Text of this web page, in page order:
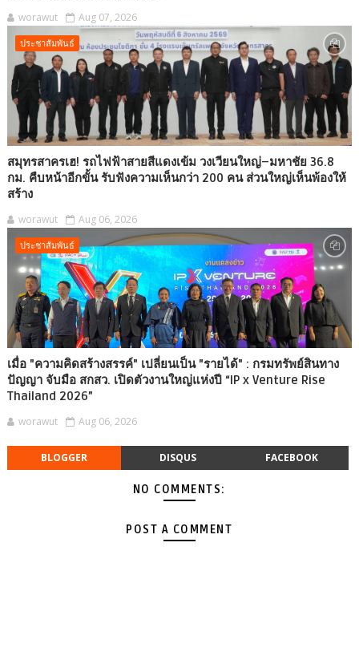
worawut Aug 07, 2026
ประชาสัมพันธ์
สมุทรสาครเฮ! รถไฟฟ้าสายสีแดงเข้ม วงเวียนใหญ่–มหาชัย 36.8
กม. คืบหน้าอีกขั้น รับฟังความเห็นกว่า 200 คน ส่วนใหญ่เห็นพ้องให้
สร้าง
worawut Aug 06, 2026
ประชาสัมพันธ์
เมื่อ "ความคิดสร้างสรรค์" เปลี่ยนเป็น "รายได้" : กรมทรัพย์สินทาง
ปัญญา จับมือ สกสว. เปิดตัวงานใหญ่แห่งปี “IP x Venture Rise
Thailand 2026”
worawut Aug 06, 2026
BLOGGER DISQUS FACEBOOK
NO COMMENTS:
POST A COMMENT